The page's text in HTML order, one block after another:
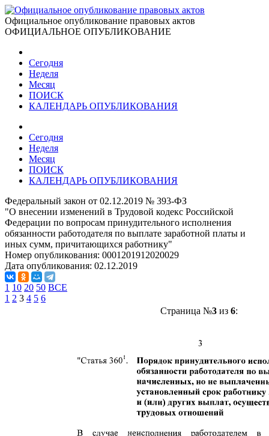
Официальное опубликование правовых актов
ОФИЦИАЛЬНОЕ ОПУБЛИКОВАНИЕ
Сегодня
Неделя
Месяц
ПОИСК
КАЛЕНДАРЬ ОПУБЛИКОВАНИЯ
Сегодня
Неделя
Месяц
ПОИСК
КАЛЕНДАРЬ ОПУБЛИКОВАНИЯ
Федеральный закон от 02.12.2019 № 393-ФЗ
"О внесении изменений в Трудовой кодекс Российской
Федерации по вопросам принудительного исполнения
обязанности работодателя по выплате заработной платы и
иных сумм, причитающихся работнику"
Номер опубликования: 0001201912020029
Дата опубликования: 02.12.2019
1 10 20 50 ВСЕ
1 2 3 4 5 6
Страница №3из 6: